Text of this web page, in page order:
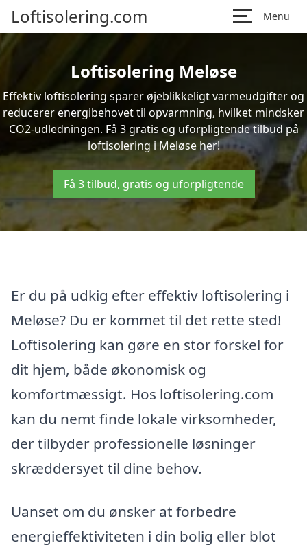
Loftisolering.com Menu
Loftisolering Meløse
Effektiv loftisolering sparer øjeblikkeligt varmeudgifter og
reducerer energibehovet til opvarmning, hvilket mindsker
CO2-udledningen. Få 3 gratis og uforpligtende tilbud på
loftisolering i Meløse her!
Få 3 tilbud, gratis og uforpligtende
Er du på udkig efter effektiv loftisolering i
Meløse? Du er kommet til det rette sted!
Loftisolering kan gøre en stor forskel for
dit hjem, både økonomisk og
komfortmæssigt. Hos loftisolering.com
kan du nemt finde lokale virksomheder,
der tilbyder professionelle løsninger
skræddersyet til dine behov.
Uanset om du ønsker at forbedre
energieffektiviteten i din bolig eller blot